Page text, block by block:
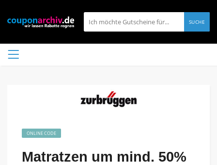
SUCHE
ONLINE CODE
Matratzen um mind. 50%